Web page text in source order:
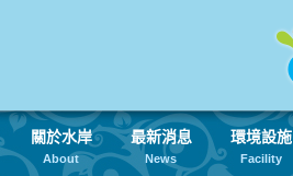
關於水岸
About
最新消息
News
環境設施
Facility